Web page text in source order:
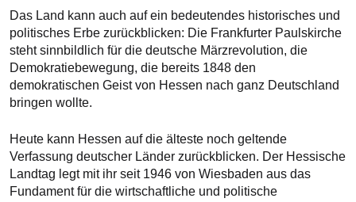
Das Land kann auch auf ein bedeutendes historisches und
politisches Erbe zurückblicken: Die Frankfurter Paulskirche
steht sinnbildlich für die deutsche Märzrevolution, die
Demokratiebewegung, die bereits 1848 den
demokratischen Geist von Hessen nach ganz Deutschland
bringen wollte.
Heute kann Hessen auf die älteste noch geltende
Verfassung deutscher Länder zurückblicken. Der Hessische
Landtag legt mit ihr seit 1946 von Wiesbaden aus das
Fundament für die wirtschaftliche und politische